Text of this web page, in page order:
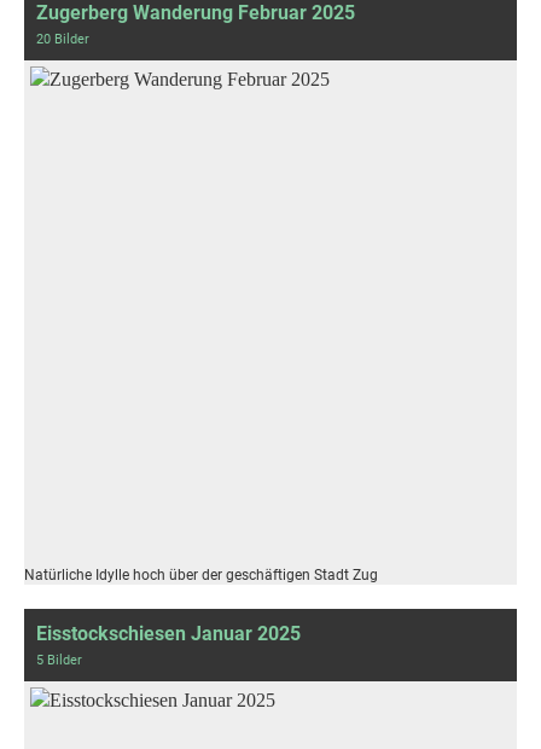
Zugerberg Wanderung Februar 2025
20 Bilder
Natürliche Idylle hoch über der geschäftigen Stadt Zug
Eisstockschiesen Januar 2025
5 Bilder